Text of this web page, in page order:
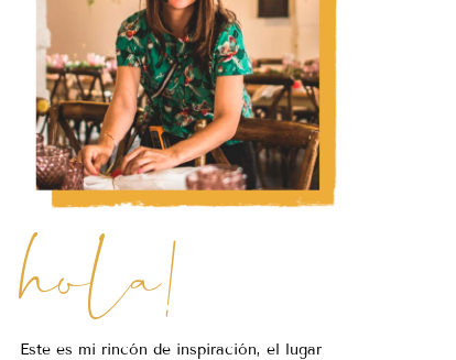
hola!
Este es mi rincón de inspiración, el lugar